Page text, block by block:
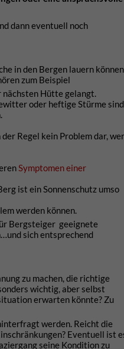
dann eventuell noch
in den Bergen lauern
zum Beispiel
nächsten Hütte gelangt.
oder heftige Stürme sind
Regel kein Problem dar, wer
Symptomen einer
ist ein Sonnenschutz umso
werden können.
Bergsteiger geeignete
sich entsprechend
zu machen, die richtige
wichtig, aber selbst
erwarten könnte? Zu
werden. Reicht die
Eventuell ist
seine Kondition zu